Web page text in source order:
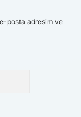
e-posta adresim ve